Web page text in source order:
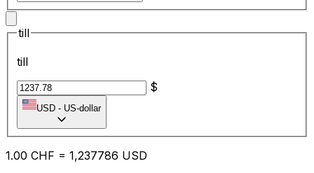
till
till
$
USD - US-dollar
1.00 CHF = 1,237786 USD